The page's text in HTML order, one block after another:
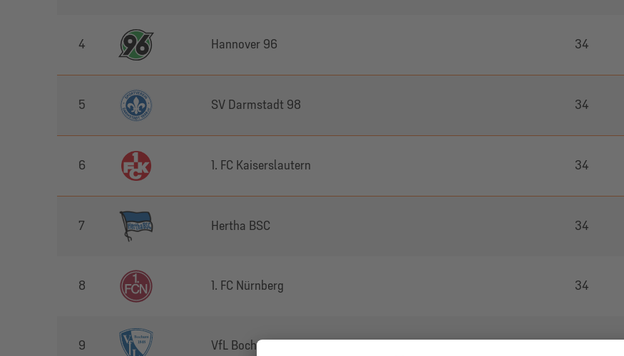
4 Hannover 96 34
5 SV Darmstadt 98 34
6 1. FC Kaiserslautern 34
7 Hertha BSC 34
8 1. FC Nürnberg 34
9 VfL Bochum 1848